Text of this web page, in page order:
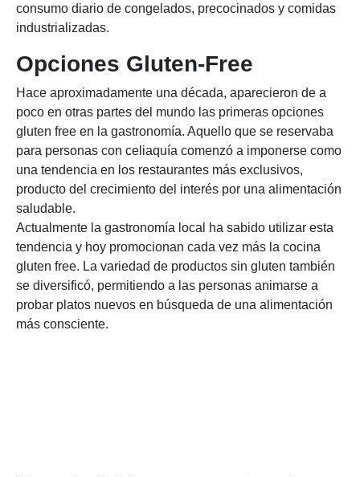
consumo diario de congelados, precocinados y comidas
industrializadas.
Opciones Gluten-Free
Hace aproximadamente una década, aparecieron de a
poco en otras partes del mundo las primeras opciones
gluten free en la gastronomía. Aquello que se reservaba
para personas con celiaquía comenzó a imponerse como
una tendencia en los restaurantes más exclusivos,
producto del crecimiento del interés por una alimentación
saludable.
Actualmente la gastronomía local ha sabido utilizar esta
tendencia y hoy promocionan cada vez más la cocina
gluten free. La variedad de productos sin gluten también
se diversificó, permitiendo a las personas animarse a
probar platos nuevos en búsqueda de una alimentación
más consciente.